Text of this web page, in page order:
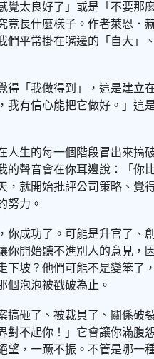
覺太良好了」或是「不要
長什麼樣子。作者萊恩．
們平常掛在嘴邊的「自大
得「我做得到」，這是建
我有信心能把它做好。」這
人生的每一個階段冒出來
的聲音會在你耳邊說：「
，就開始批評公司策略、
努力。
你成功了。可能是升官了
你開始聽不進別人的意見，
下坡？他們可能不是變笨
個泡泡被戳破為止。
搞砸了、被裁員了、關係
對不起你！」它會讓你滿
望，一蹶不振。不管是哪